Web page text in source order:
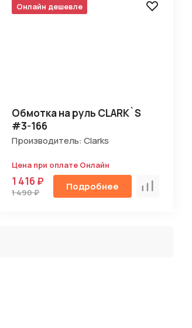
Онлайн дешевле
Обмотка на руль CLARK`S
#3-166
Производитель: Clarks
Цена при оплате Онлайн
1 416 ₽
1 490 ₽ Подробнее Сравнить